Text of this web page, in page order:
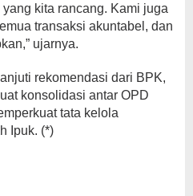
kita rancang. Kami juga
transaksi akuntabel, dan
ujarnya.
rekomendasi dari BPK,
konsolidasi antar OPD
tata kelola
Ipuk. (*)